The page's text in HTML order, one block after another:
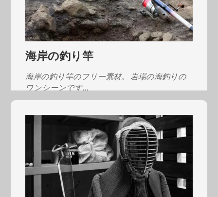
海岸の釣り竿
海岸の釣り竿のフリー素材。 岩場の海釣りの
ワンシーンです…